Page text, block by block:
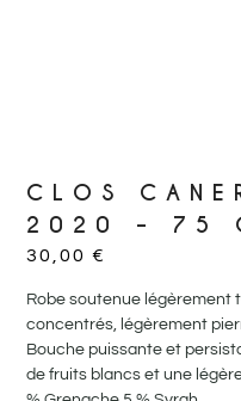
CLOS
2020 – 75
30,00€
Robe soutenue légèrement
concentrés, légèrement
Bouche puissante et
de fruits blancs et une